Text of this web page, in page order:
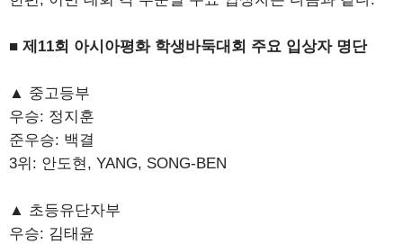
■ 제11회 아시아평화 학생바둑대회 주요 입상자 명단
▲ 중고등부
우승: 정지훈
준우승: 백결
3위: 안도현, YANG, SONG-BEN
▲ 초등유단자부
우승: 김태윤